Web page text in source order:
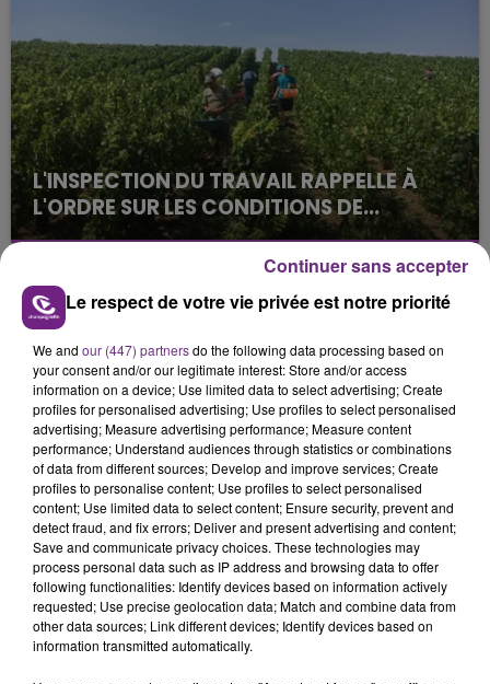
L'INSPECTION DU TRAVAIL RAPPELLE À
L'ORDRE SUR LES CONDITIONS DE...
Alors que les dates de début des vendange 2026
s'est avéré être plus précoce que prévu,
l'inspection du Travail en profite pour rappeler
les conditions de...
TITRES DIFFUSÉS
20h39
20h39
BEBE REXHA
New Religion
20h36
20h36
LOUANE
Pardonne-Moi
Le respect de votre vie privée est notre priorité
We and our (447) partnersdo the following data processing based on
your consent and/or our legitimate interest: Store and/or access
information on a device; Use limited data to select advertising; Create
profiles for personalised advertising; Use profiles to select personalised
advertising; Measure advertising performance; Measure content
performance; Understand audiences through statistics or combinations
of data from different sources; Develop and improve services; Create
profiles to personalise content; Use profiles to select personalised
content; Use limited data to select content; Ensure security, prevent and
detect fraud, and fix errors; Deliver and present advertising and content;
Save and communicate privacy choices. These technologies may
process personal data such as IP address and browsing data to offer
following functionalities: Identify devices based on information actively
requested; Use precise geolocation data; Match and combine data from
other data sources; Link different devices; Identify devices based on
information transmitted automatically.
Continuer sans accepter